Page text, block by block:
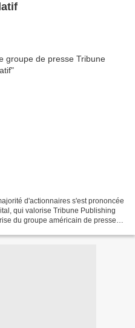
d'actionnaires s'est prononcée
qui valorise Tribune Publishing
du groupe américain de presse